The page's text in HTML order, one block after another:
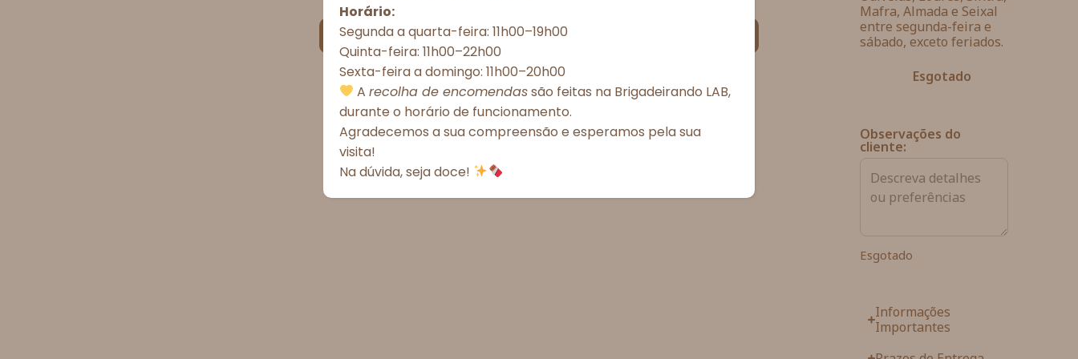
Aceitar todos Recusar todos
Política de CookiesPolítica de Privacidade – Brigadeirando
Mafra, Almada e Seixal
entre segunda-feira e
sábado, exceto feriados.
Esgotado
Observações do
cliente:
Esgotado
Informações
Importantes
Horário:
Segunda a quarta-feira: 11h00–19h00
Quinta-feira: 11h00–22h00
Sexta-feira a domingo: 11h00–20h00
Arecolha de encomendassão feitas na Brigadeirando LAB,
durante o horário de funcionamento.
Agradecemos a sua compreensão e esperamos pela sua
visita!
Na dúvida, seja doce!